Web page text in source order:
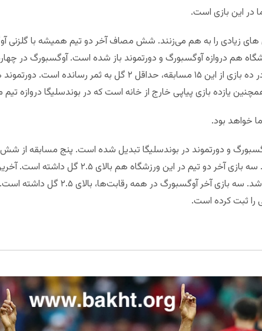
در این بازی است.
زیادی را به هم می‌زنند. شش مصاف آخر دو تیم همیشه با گلزنی
هم دروازه آوگسبورگ و دورتموند باز شده است. آوگسبورگ در
موفق شده که به تیم مهمان گل بزند. آنها در ده بازی از این ۱۵
یازده بازی پیاپی خارج از خانه است که در بوندسلیگا دروازه تیم
خواهد بود.
و دورتموند در بوندسلیگا تبدیل شده است. پنج مسابقه از
مختلف، حداقل ۳ گل را به خود دیده است. سه بازی
مصاف هم رفتند، ۸ گل در نود دقیقه ثبت
را ثبت کرده است.